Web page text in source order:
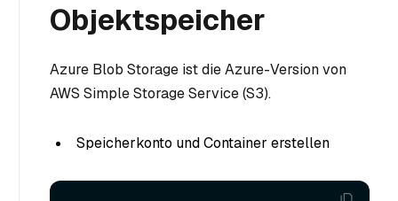
Objektspeicher
Azure Blob Storage ist die Azure-Version von
AWS Simple Storage Service (S3).
Speicherkonto und Container erstellen